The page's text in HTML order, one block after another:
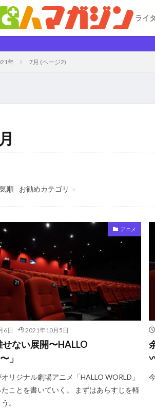
ライ
年 7月 (ページ2)
順
お勧めカテゴリ
未分類
アニメ
6日 2021年10月5日
せない展開〜HALLO
」
リジナル劇場アニメ「HALLO WORLD」
ことを書いていく。 まずはあらすじを軽
。